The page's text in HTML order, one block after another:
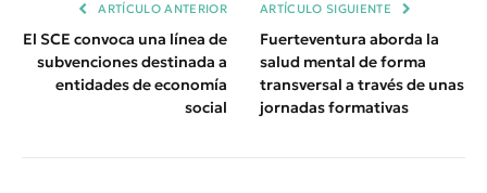
ARTÍCULO ANTERIOR
El SCE convoca una línea de
subvenciones destinada a
entidades de economía
social
ARTÍCULO SIGUIENTE
Fuerteventura aborda la
salud mental de forma
transversal a través de unas
jornadas formativas